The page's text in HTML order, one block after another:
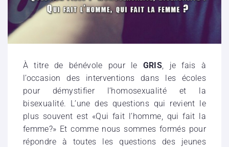
À titre de bénévole pour le GRIS , je fais à
l’occasion des interventions dans les écoles
pour démystifier l’homosexualité et la
bisexualité. L’unedes questions qui revient le
plus souvent est «Qui fait l’homme, qui fait la
femme?» Et comme nous sommes formés pour
répondre à toutes les questions des jeunes